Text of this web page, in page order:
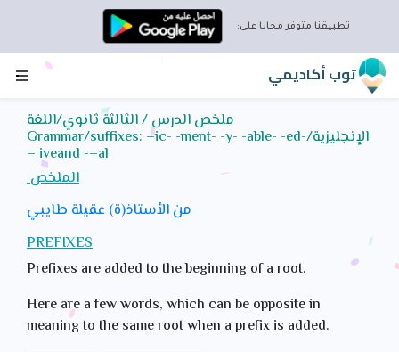
تطبيقنا متوفر مجانا على:
توب أكاديمي
ملخص الدرس / الثالثة ثانوي/اللغة
الإنجليزية/Grammar/suffixes: –ic- -ment- -y- -able- -ed-
– iveand -–al
الملخص
من الأستاذ(ة) عقيلة طايبي
PREFIXES
Prefixes are added to the beginning of a root.
Here are a few words, which can be opposite in
meaning to the same root when a prefix is added.